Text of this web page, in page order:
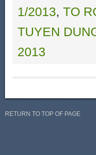
1/2013, TO
TUYEN
2013
RETURN TO TOP OF PAGE